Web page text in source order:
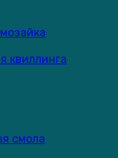
квиллинга
смола